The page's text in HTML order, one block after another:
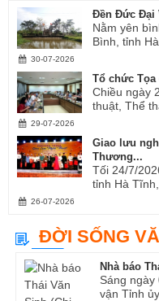
Đền Đức Đại
Nằm yên
Bình, tỉnh
30-07-2026
Tổ chức
Chiều ngày
thuật, Thể
29-07-2026
Giao lưu
Thương...
Tối 24/7/
tỉnh Hà
26-07-2026
ĐỜI SỐNG
Nhà báo
Sáng ngày
vận Tỉnh